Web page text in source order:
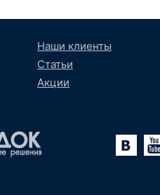
Наши клиенты
Статьи
Акции
tumblr
SoundCloud